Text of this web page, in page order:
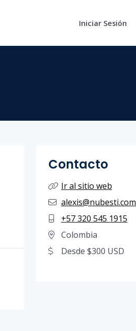
Iniciar Sesión
Contacto
Ir al sitio web
alexis@nubesti.com
+57 320 545 1915
Colombia
Desde $300 USD